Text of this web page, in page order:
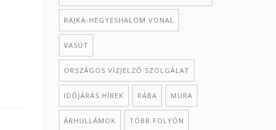
RAJKA-HEGYESHALOM VONAL
VASÚT
ORSZÁGOS VÍZJELZŐ SZOLGÁLAT
IDŐJÁRÁS HÍREK RÁBA MURA
ÁRHULLÁMOK TÖBB FOLYÓN